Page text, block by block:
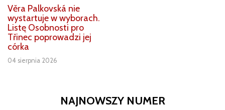
Věra Palkovská nie
wystartuje w wyborach.
Listę Osobnosti pro
Třinec poprowadzi jej
córka
04 sierpnia 2026
NAJNOWSZY NUMER